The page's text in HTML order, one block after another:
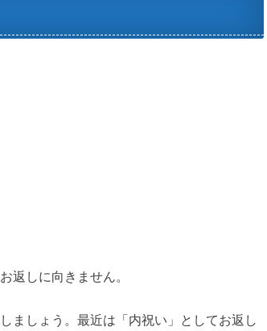
返しに向きません。
ましょう。最近は「内祝い」としてお返し